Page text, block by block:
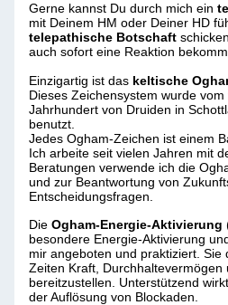
Gerne kannst Du durch mich ein
mit Deinem HM oder Deiner HD
telepathische Botschaft
auch sofort eine Reaktion
Einzigartig ist das keltische
Dieses Zeichensystem wurde
Jahrhundert von Druiden in
benutzt.
Jedes Ogham-Zeichen ist einem
Ich arbeite seit vielen Jahren mit
Beratungen verwende ich die
und zur Beantwortung von
Entscheidungsfragen.
Die Ogham-Energie-Aktivierung
besondere Energie-Aktivierung
mir angeboten und praktiziert. Sie
Zeiten Kraft, Durchhaltevermögen
bereitzustellen. Unterstützend
der Auflösung von Blockaden.